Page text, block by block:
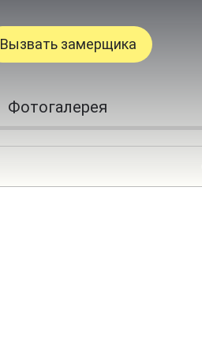
Вызвать замерщика
Фотогалерея